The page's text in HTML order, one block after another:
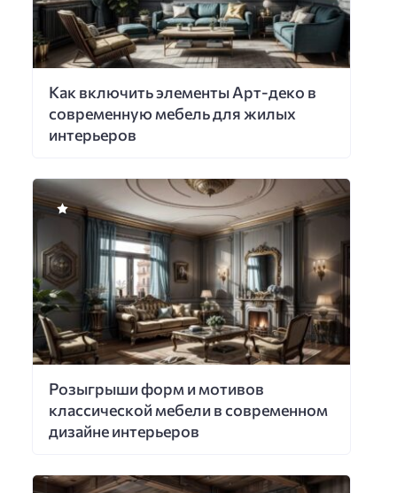
Как включить элементы Арт-деко в
современную мебель для жилых
интерьеров
Розыгрыши форм и мотивов
классической мебели в современном
дизайне интерьеров